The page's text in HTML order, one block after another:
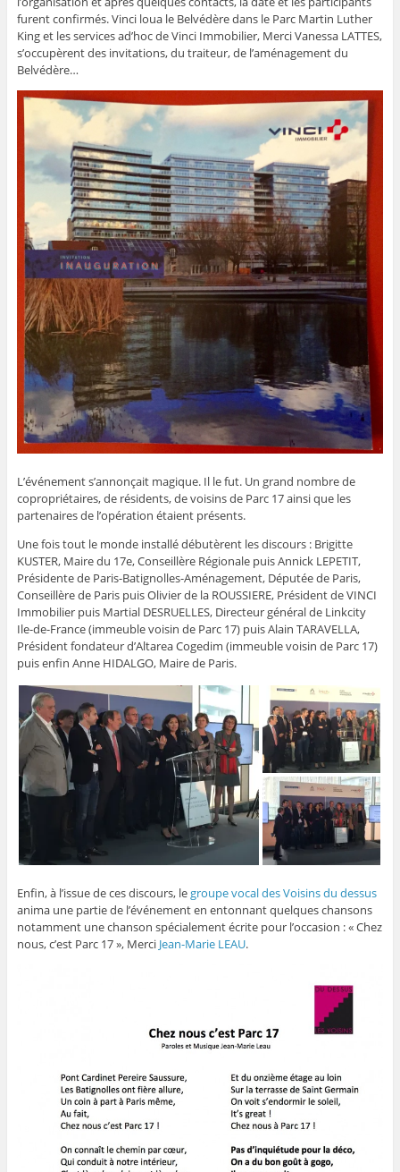
furent confirmés. Vinci loua le Belvédère dans le Parc Martin Luther
King et les services ad’hoc de Vinci Immobilier, Merci Vanessa LATTES,
s’occupèrent des invitations, du traiteur, de l’aménagement du
Belvédère…
L’événement s’annonçait magique. Il le fut. Un grand nombre de
copropriétaires, de résidents, de voisins de Parc 17 ainsi que les
partenaires de l’opération étaient présents.
Une fois tout le monde installé débutèrent les discours : Brigitte
KUSTER, Maire du 17e, Conseillère Régionale puis Annick LEPETIT,
Présidente de Paris-Batignolles-Aménagement, Députée de Paris,
Conseillère de Paris puis Olivier de la ROUSSIERE, Président de VINCI
Immobilier puis Martial DESRUELLES, Directeur général de Linkcity
Ile-de-France (immeuble voisin de Parc 17) puis Alain TARAVELLA,
Président fondateur d’Altarea Cogedim (immeuble voisin de Parc 17)
puis enfin Anne HIDALGO, Maire de Paris.
Enfin, à l’issue de ces discours, legroupe vocal des Voisins du dessus
anima une partie de l’événement en entonnant quelques chansons
notamment une chanson spécialement écrite pour l’occasion : « Chez
nous, c’est Parc 17 », Merci Jean-Marie LEAU.